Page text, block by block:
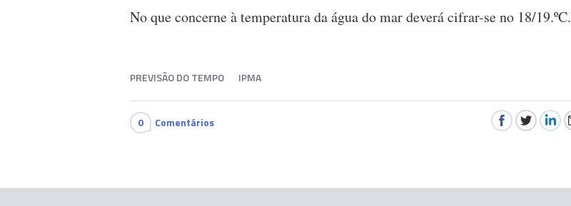
No que concerne à temperatura da água do mar deverá cifrar-se no 18/19.ºC.
PREVISÃO DO TEMPO IPMA
0 Comentários